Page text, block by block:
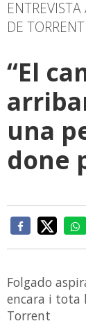
DE TORRENT
“El
una
done
Folgado
encara i tota
Torrent